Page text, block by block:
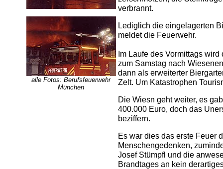
alle Fotos: Berufsfeuerwehr
München
verbrannt.
Lediglich die eingelagerten
meldet die Feuerwehr.
Im Laufe des Vormittags
zum Samstag nach
dann als erweiterter
Zelt. Um Katastrophen
Die Wiesn geht weiter, es
400.000 Euro, doch das
beziffern.
Es war dies das erste Feuer
Menschengedenken,
Josef Stümpfl und die
Brandtages an kein